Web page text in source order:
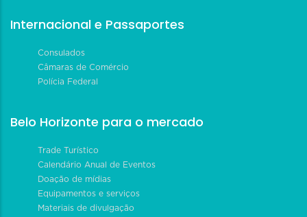
Internacional e Passaportes
Consulados
Câmaras de Comércio
Polícia Federal
Belo Horizonte para o mercado
Trade Turístico
Calendário Anual de Eventos
Doação de mídias
Equipamentos e serviços
Materiais de divulgação